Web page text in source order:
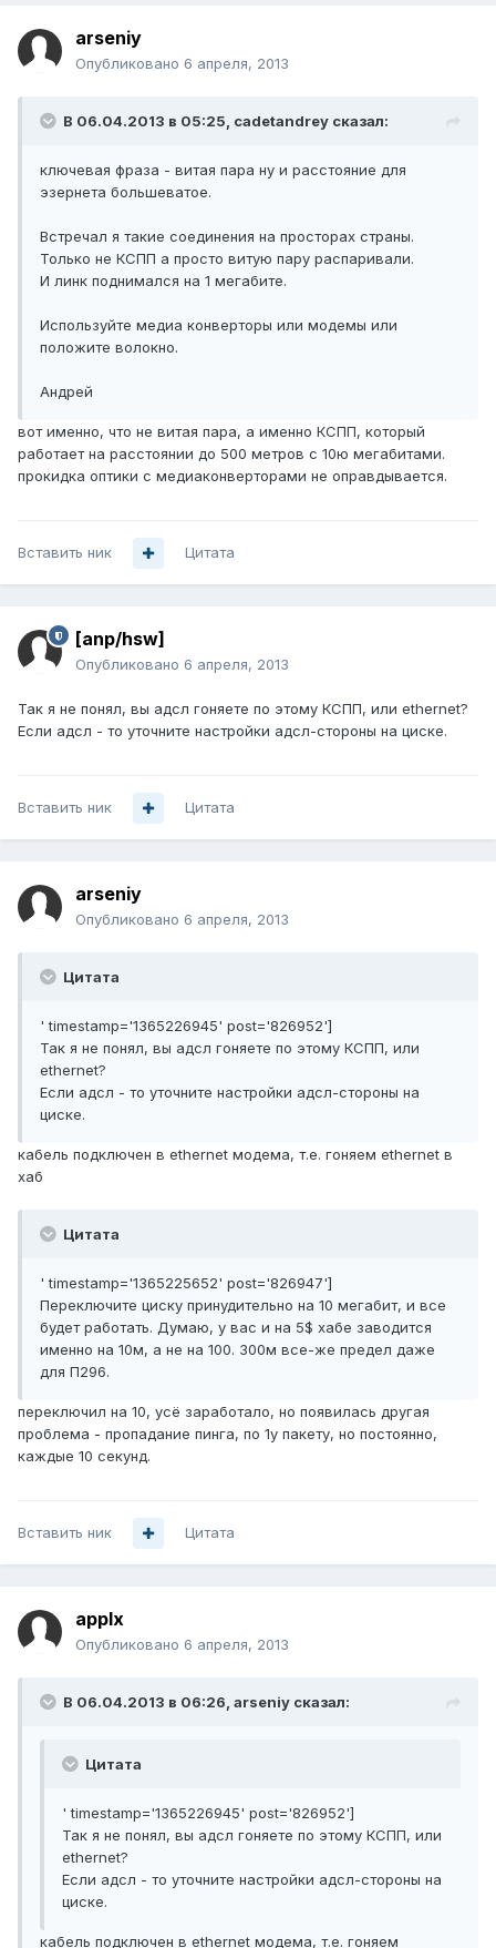
arseniy
Опубликовано 6 апреля, 2013
В 06.04.2013 в 05:25, cadetandrey сказал:
ключевая фраза - витая пара ну и расстояние для
эзернета большеватое.
Встречал я такие соединения на просторах страны.
Только не КСПП а просто витую пару распаривали.
И линк поднимался на 1 мегабите.
Используйте медиа конверторы или модемы или
положите волокно.
Андрей
вот именно, что не витая пара, а именно КСПП, который
работает на расстоянии до 500 метров с 10ю мегабитами.
прокидка оптики с медиаконверторами не оправдывается.
Вставить ник Цитата
[anp/hsw]
Опубликовано 6 апреля, 2013
Так я не понял, вы адсл гоняете по этому КСПП, или ethernet?
Если адсл - то уточните настройки адсл-стороны на циске.
Вставить ник Цитата
arseniy
Опубликовано 6 апреля, 2013
Цитата
' timestamp='1365226945' post='826952']
Так я не понял, вы адсл гоняете по этому КСПП, или
ethernet?
Если адсл - то уточните настройки адсл-стороны на
циске.
кабель подключен в ethernet модема, т.е. гоняем ethernet в
хаб
Цитата
' timestamp='1365225652' post='826947']
Переключите циску принудительно на 10 мегабит, и все
будет работать. Думаю, у вас и на 5$ хабе заводится
именно на 10м, а не на 100. 300м все-же предел даже
для П296.
переключил на 10, усё заработало, но появилась другая
проблема - пропадание пинга, по 1у пакету, но постоянно,
каждые 10 секунд.
Вставить ник Цитата
applx
Опубликовано 6 апреля, 2013
В 06.04.2013 в 06:26, arseniy сказал:
Цитата
' timestamp='1365226945' post='826952']
Так я не понял, вы адсл гоняете по этому КСПП, или
ethernet?
Если адсл - то уточните настройки адсл-стороны на
циске.
кабель подключен в ethernet модема, т.е. гоняем